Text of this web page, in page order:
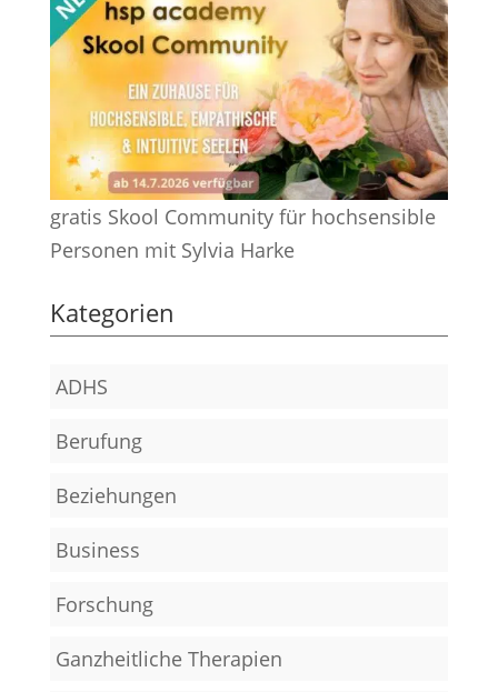
gratis Skool Community für hochsensible
Personen mit Sylvia Harke
Kategorien
ADHS
Berufung
Beziehungen
Business
Forschung
Ganzheitliche Therapien